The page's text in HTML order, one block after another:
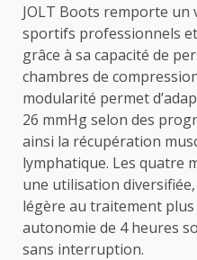
JOLT Boots remporte un
sportifs professionnels
grâce à sa capacité de
chambres de
modularité permet
26 mmHg selon des
ainsi la récupération
lymphatique. Les quatre
une utilisation
légère au traitement
autonomie de 4 heures
sans interruption.